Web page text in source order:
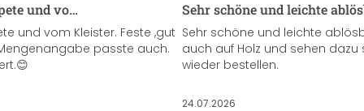
und vo…
und vom Kleister. Feste ,gut
passte auch.
Sehr schöne und leichte
Sehr schöne und leichte
auch auf Holz und sehen
wieder bestellen.
24.07.2026